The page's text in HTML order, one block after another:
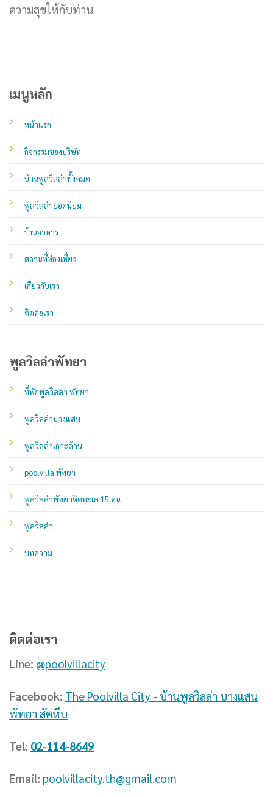
ความสุขให้กับท่าน
เมนูหลัก
หน้าแรก
กิจกรรมของบริษัท
บ้านพูลวิลล่าทั้งหมด
พูลวิลล่ายอดนิยม
ร้านอาหาร
สถานที่ท่องเที่ยว
เกี่ยวกับเรา
ติดต่อเรา
พูลวิลล่าพัทยา
ที่พักพูลวิลล่า พัทยา
พูลวิลล่าบางแสน
พูลวิลล่าเกาะล้าน
poolvilla พัทยา
พูลวิลล่าพัทยาติดทะเล 15 คน
พูลวิลล่า
บทความ
ติดต่อเรา
Line: @poolvillacity
Facebook: The Poolvilla City - บ้านพูลวิลล่า บางแสน
พัทยา สัตหีบ
Tel: 02-114-8649
Email: poolvillacity.th@gmail.com